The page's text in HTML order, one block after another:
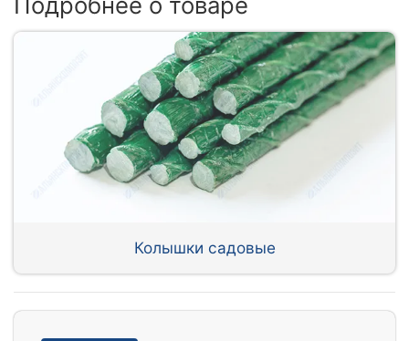
Колышки садовые